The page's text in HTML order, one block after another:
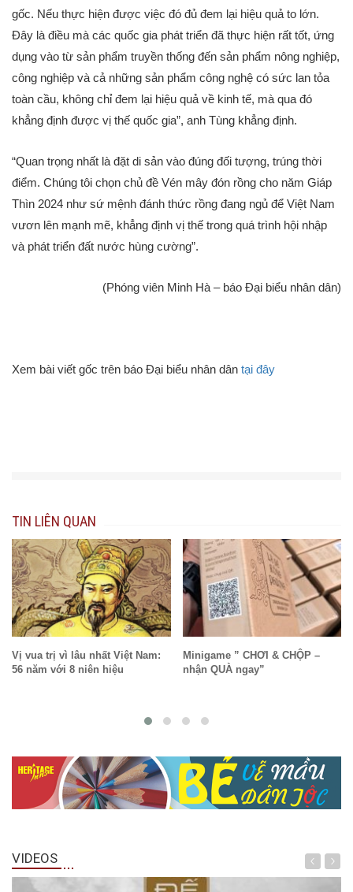
gốc. Nếu thực hiện được việc đó đủ đem lại hiệu quả to lớn.
Đây là điều mà các quốc gia phát triển đã thực hiện rất tốt, ứng
dụng vào từ sản phẩm truyền thống đến sản phẩm nông nghiệp,
công nghiệp và cả những sản phẩm công nghệ có sức lan tỏa
toàn cầu, không chỉ đem lại hiệu quả về kinh tế, mà qua đó
khẳng định được vị thế quốc gia”, anh Tùng khẳng định.
“Quan trọng nhất là đặt di sản vào đúng đối tượng, trúng thời
điểm. Chúng tôi chọn chủ đề Vén mây đón rồng cho năm Giáp
Thìn 2024 như sứ mệnh đánh thức rồng đang ngủ để Việt Nam
vươn lên mạnh mẽ, khẳng định vị thế trong quá trình hội nhập
và phát triển đất nước hùng cường”.
(Phóng viên Minh Hà – báo Đại biểu nhân dân)
Xem bài viết gốc trên báo Đại biểu nhân dân tại đây
TIN LIÊN QUAN
Vị vua trị vì lâu nhất Việt Nam:
56 năm với 8 niên hiệu
Minigame ” CHƠI & CHỘP –
nhận QUÀ ngay”
VIDEOS